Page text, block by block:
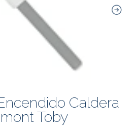
Caldera
Toby